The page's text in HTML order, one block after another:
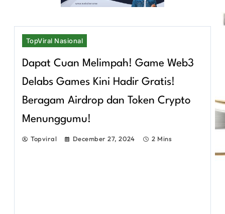
TopViral Nasional
Dapat Cuan Melimpah! Game Web3
Delabs Games Kini Hadir Gratis!
Beragam Airdrop dan Token Crypto
Menunggumu!
Topviral December 27, 2024 2 Mins